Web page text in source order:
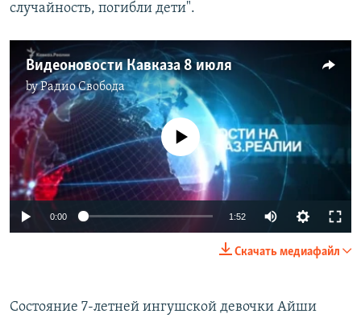
случайность, погибли дети".
Видеоновости Кавказа 8 июля
byРадио Свобода
No media source currently available
0:00 1:52
Скачать медиафайл
Состояние 7-летней ингушской девочки Айши